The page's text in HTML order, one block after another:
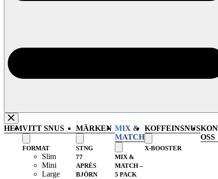
HEMVITT SNUS
FORMAT
Slim
Mini
Large
MÄRKEN
STNG
77
APRÉS
BJÖRN
MIX &
MATCH
MIX &
MATCH –
5 PACK
KOFFEINSNUS
X-BOOSTER
OSS